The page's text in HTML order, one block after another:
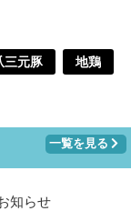
三元豚 地鶏
一覧を見る
知らせ